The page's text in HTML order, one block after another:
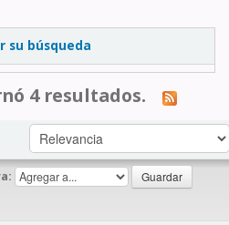
su búsqueda
4 resultados.